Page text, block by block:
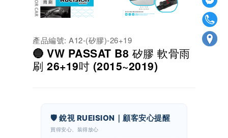
產品編號: A12-(矽膠)-26+19
🔵 VW PASSAT B8 矽膠 軟骨雨
刷 26+19吋 (2015~2019)
🛡️ 銳視 RUEISION｜顧客安心提醒
買得安心、裝得放心